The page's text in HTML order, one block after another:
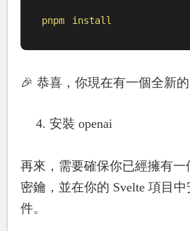
pnpm install
🎉 恭喜，你現在有一個全新的
安裝 openai
再來，需要確保你已經擁有一
密鑰，並在你的 Svelte 項目中
件。